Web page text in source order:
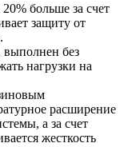
больше за счет
защиту от
выполнен без
нагрузки на
расширение
а за счет
жесткость